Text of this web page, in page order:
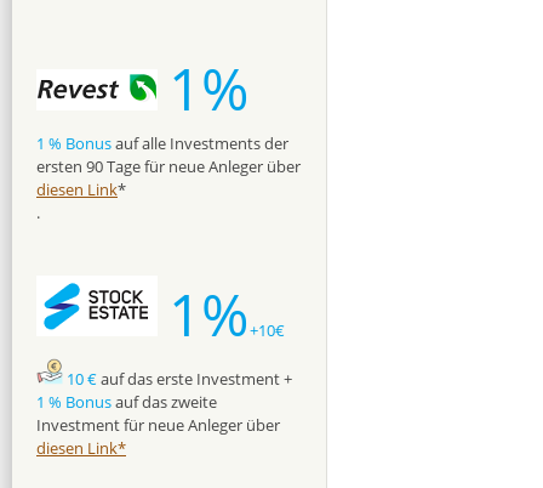
1%
1 % Bonusauf alle Investments der
ersten 90 Tage für neue Anleger über
diesen Link*
.
1%+10€
10 €auf das erste Investment +
1 % Bonusauf das zweite
Investment für neue Anleger über
diesen Link*